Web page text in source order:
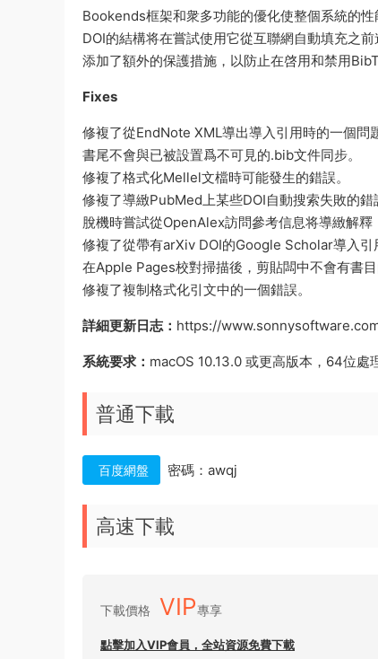
Bookends框架和衆多功能的優化使整個系統的性
DOI的結構将在嘗試使用它從互聯網自動填充之
添加了額外的保護措施，以防止在啓用和禁用
Fixes
修複了從EndNote XML導出導入引用時的一個問
書尾不會與已被設置爲不可見的.bib文件同步。
修複了格式化Mellel文檔時可能發生的錯誤。
修複了導緻PubMed上某些DOI自動搜索失敗的錯
脫機時嘗試從OpenAlex訪問參考信息将導緻解釋
修複了從帶有arXiv DOI的Google Scholar導入引
在Apple Pages校對掃描後，剪貼闆中不會有書目
修複了複制格式化引文中的一個錯誤。
詳細更新日志： https://
系統要求： macOS 10.13.0 或更高版本，64位處
普通下載
百度網盤 密碼：awqj
高速下載
下載價格 VIP專享
點擊加入VIP會員，全站資源免費下載